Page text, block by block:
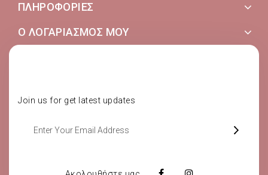
ΠΛΗΡΟΦΟΡΊΕΣ
Ο ΛΟΓΑΡΙΑΣΜΌΣ ΜΟΥ
Join us for get latest updates